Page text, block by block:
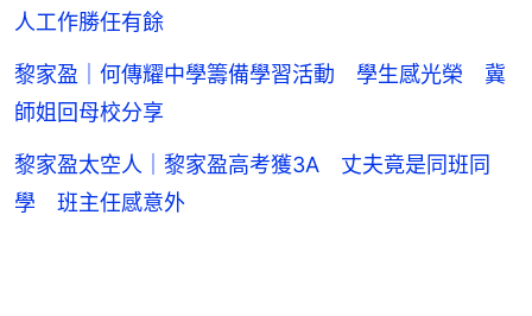
人工作勝任有餘
黎家盈｜何傳耀中學籌備學習活動 學生感光榮 冀
師姐回母校分享
黎家盈太空人｜黎家盈高考獲3A 丈夫竟是同班同
學 班主任感意外